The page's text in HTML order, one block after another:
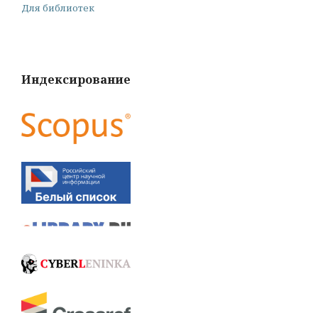
Для библиотек
Индексирование